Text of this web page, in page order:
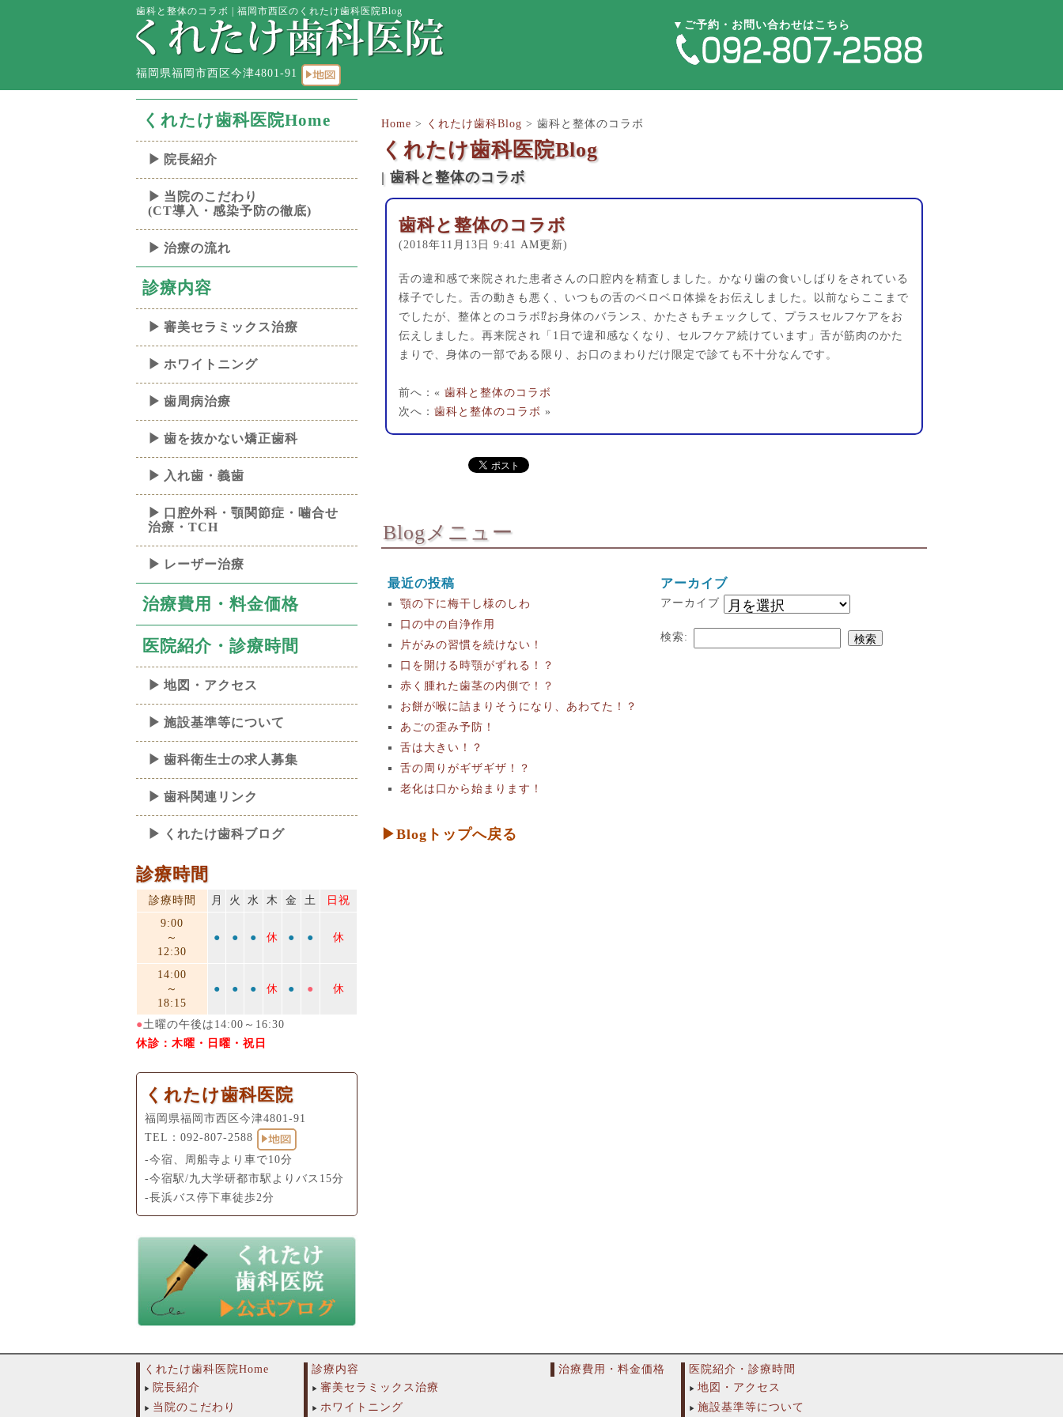
歯科と整体のコラボ | 福岡市西区のくれたけ歯科医院Blog
福岡県福岡市西区今津4801-91
▼ご予約・お問い合わせはこちら
くれたけ歯科医院Home
院長紹介
当院のこだわり
(CT導入・感染予防の徹底)
治療の流れ
診療内容
審美セラミックス治療
ホワイトニング
歯周病治療
歯を抜かない矯正歯科
入れ歯・義歯
口腔外科・顎関節症・噛合せ
治療・TCH
レーザー治療
治療費用・料金価格
医院紹介・診療時間
地図・アクセス
施設基準等について
歯科衛生士の求人募集
歯科関連リンク
くれたけ歯科ブログ
Home > くれたけ歯科Blog > 歯科と整体のコラボ
くれたけ歯科医院Blog
| 歯科と整体のコラボ
歯科と整体のコラボ
(2018年11月13日 9:41 AM更新)
舌の違和感で来院された患者さんの口腔内を精査しました。かなり歯の食いしばりをされている
様子でした。舌の動きも悪く、いつもの舌のベロベロ体操をお伝えしました。以前ならここまで
でしたが、整体とのコラボ⁉︎お身体のバランス、かたさもチェックして、プラスセルフケアをお
伝えしました。再来院され「1日で違和感なくなり、セルフケア続けています」舌が筋肉のかた
まりで、身体の一部である限り、お口のまわりだけ限定で診ても不十分なんです。
前へ：« 歯科と整体のコラボ
次へ： 歯科と整体のコラボ »
Blogメニュー
最近の投稿
顎の下に梅干し様のしわ
口の中の自浄作用
片がみの習慣を続けない！
口を開ける時顎がずれる！？
赤く腫れた歯茎の内側で！？
お餅が喉に詰まりそうになり、あわてた！？
あごの歪み予防！
舌は大きい！？
舌の周りがギザギザ！？
老化は口から始まります！
アーカイブ
アーカイブ
検索:
▶Blogトップへ戻る
診療時間
診療時間 月 火 水 木 金 土
日祝
9:00
～
12:30
● ● ● 休 ● ● 休
14:00
～
18:15
● ● ● 休 ● ● 休
●土曜の午後は14:00～16:30
休診：木曜・日曜・祝日
くれたけ歯科医院
福岡県福岡市西区今津4801-91
TEL： 092-807-2588
-今宿、周船寺より車で10分
-今宿駅/九大学研都市駅よりバス15分
-長浜バス停下車徒歩2分
くれたけ歯科医院Home
院長紹介
当院のこだわり
診療内容
審美セラミックス治療
ホワイトニング
治療費用・料金価格
医院紹介・診療時間
地図・アクセス
施設基準等について